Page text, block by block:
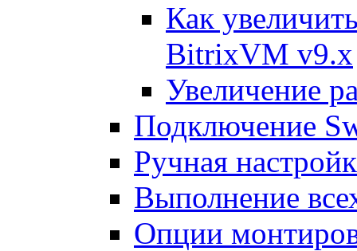
Как
BitrixVM v9.x
Увеличение
Подключение
Ручная
Выполнение
Опции